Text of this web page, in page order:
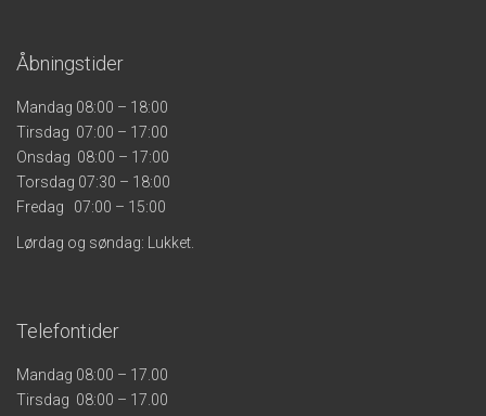
Åbningstider
Mandag 08:00 – 18:00
Tirsdag 07:00 – 17:00
Onsdag 08:00 – 17:00
Torsdag 07:30 – 18:00
Fredag 07:00 – 15:00
Lørdag og søndag: Lukket.
Telefontider
Mandag 08:00 – 17.00
Tirsdag 08:00 – 17.00